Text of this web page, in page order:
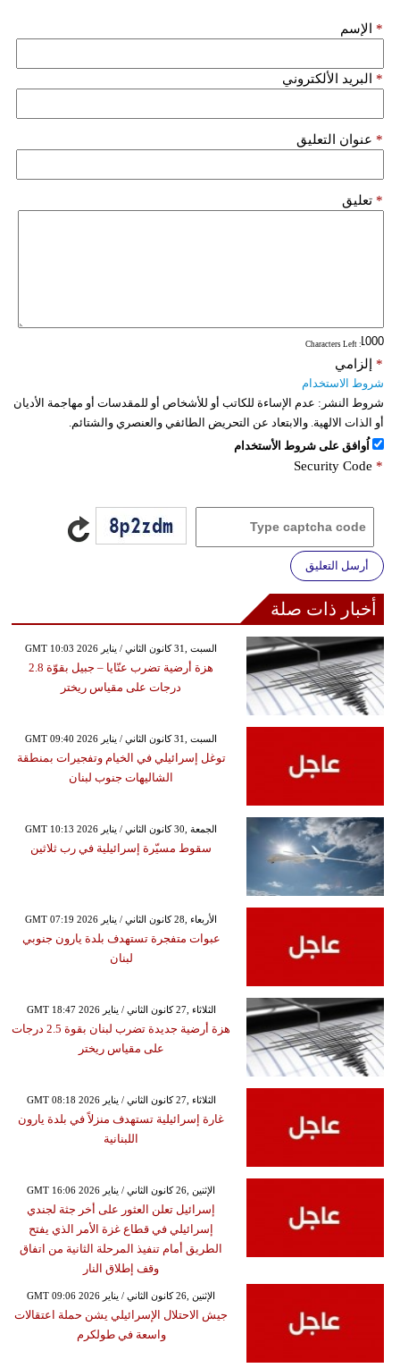
الإسم *
البريد الألكتروني *
عنوان التعليق *
تعليق *
: Characters Left
إلزامي *
شروط الاستخدام
شروط النشر: عدم الإساءة للكاتب أو للأشخاص أو للمقدسات أو مهاجمة الأديان
أو الذات الالهية. والابتعاد عن التحريض الطائفي والعنصري والشتائم.
اُوافق على شروط الأستخدام
Security Code *
أرسل التعليق
أخبار ذات صلة
GMT 10:03 2026 السبت ,31 كانون الثاني / يناير
هزة أرضية تضرب عنّايا – جبيل بقوّة 2.8
درجات على مقياس ريختر
GMT 09:40 2026 السبت ,31 كانون الثاني / يناير
توغل إسرائيلي في الخيام وتفجيرات بمنطقة
الشاليهات جنوب لبنان
GMT 10:13 2026 الجمعة ,30 كانون الثاني / يناير
سقوط مسيّرة إسرائيلية في رب ثلاثين
GMT 07:19 2026 الأربعاء ,28 كانون الثاني / يناير
عبوات متفجرة تستهدف بلدة يارون جنوبي
لبنان
GMT 18:47 2026 الثلاثاء ,27 كانون الثاني / يناير
هزة أرضية جديدة تضرب لبنان بقوة 2.5 درجات
على مقياس ريختر
GMT 08:18 2026 الثلاثاء ,27 كانون الثاني / يناير
غارة إسرائيلية تستهدف منزلاً في بلدة يارون
اللبنانية
GMT 16:06 2026 الإثنين ,26 كانون الثاني / يناير
إسرائيل تعلن العثور على أخر جثة لجندي
إسرائيلي في قطاع غزة الأمر الذي يفتح
الطريق أمام تنفيذ المرحلة الثانية من اتفاق
وقف إطلاق النار
GMT 09:06 2026 الإثنين ,26 كانون الثاني / يناير
جيش الاحتلال الإسرائيلي يشن حملة اعتقالات
واسعة في طولكرم